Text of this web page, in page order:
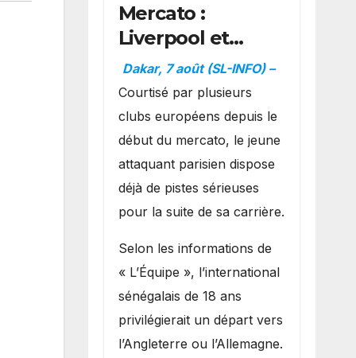
Mercato :
Liverpool et
Dortmund se
positionnent en
favoris pour
recruter Ibrahim
Mbaye
Dakar, 7 août (SL-INFO) –
Courtisé par plusieurs
clubs européens depuis le
début du mercato, le jeune
attaquant parisien dispose
déjà de pistes sérieuses
pour la suite de sa carrière.
Selon les informations de
« L’Équipe », l’international
sénégalais de 18 ans
privilégierait un départ vers
l’Angleterre ou l’Allemagne.